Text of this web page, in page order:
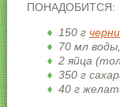
ПОНАДОБИТСЯ:
150 г
70 мл воды,
2 яйца
350 г
40 г